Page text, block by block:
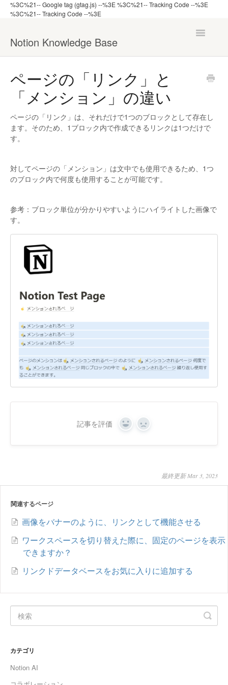
%3C%21-- Google tag (gtag.js) --%3E%3C%21-- Tracking Code --%3E
%3C%21-- Tracking Code --%3E
Notion Knowledge Base
Toggle
機能から探す
管理者向け
ページの「リンク」と
「メンション」の違い
ページの「リンク」は、それだけで1つのブロックとして存在し
ます。そのため、1ブロック内で作成できるリンクは1つだけで
す。
対してページの「メンション」は文中でも使用できるため、1つ
のブロック内で何度も使用することが可能です。
参考：ブロック単位が分かりやすいようにハイライトした画像で
す。
記事を評価 Yes No
最終更新 Mar 3, 2023
関連するページ
画像をバナーのように、リンクとして機能させる
ワークスペースを切り替えた際に、固定のページを表示
できますか？
リンクドデータベースをお気に入りに追加する
カテゴリ
Notion AI